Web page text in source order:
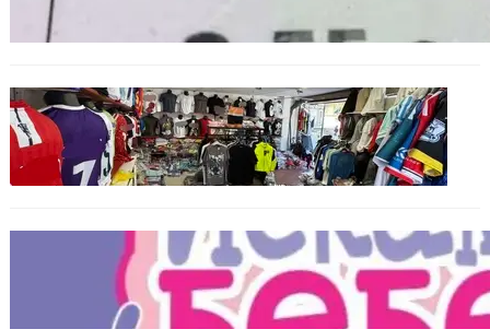
БЪЛГАРИЯ
Иззеха фалшиви стоки за близо 650 000
евро при акция във Варна и „Златни
пясъци“
Инвитро подкрепата под въпрос? „Искам
бебе“ се обяви срещу прехвърлянето на
Центъра към НЗОК